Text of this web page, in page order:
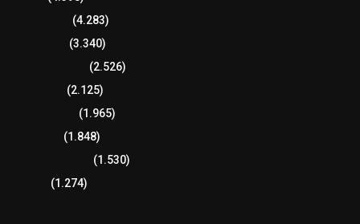
(4.283)
(3.340)
(2.526)
(2.125)
(1.965)
(1.848)
(1.530)
(1.274)